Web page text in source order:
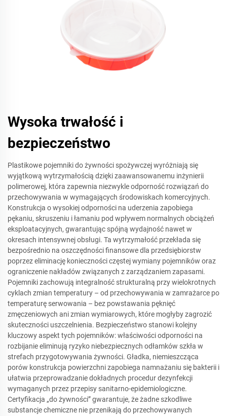
Wysoka trwałość i
bezpieczeństwo
Plastikowe pojemniki do żywności spożywczej wyróżniają się
wyjątkową wytrzymałością dzięki zaawansowanemu inżynierii
polimerowej, która zapewnia niezwykle odporność rozwiązań do
przechowywania w wymagających środowiskach komercyjnych.
Konstrukcja o wysokiej odporności na uderzenia zapobiega
pękaniu, skruszeniu i łamaniu pod wpływem normalnych obciążeń
eksploatacyjnych, gwarantując spójną wydajność nawet w
okresach intensywnej obsługi. Ta wytrzymałość przekłada się
bezpośrednio na oszczędności finansowe dla przedsiębiorstw
poprzez eliminację konieczności częstej wymiany pojemników oraz
ograniczenie nakładów związanych z zarządzaniem zapasami.
Pojemniki zachowują integralność strukturalną przy wielokrotnych
cyklach zmian temperatury – od przechowywania w zamrażarce po
temperaturę serwowania – bez powstawania pęknięć
zmęczeniowych ani zmian wymiarowych, które mogłyby zagrozić
skuteczności uszczelnienia. Bezpieczeństwo stanowi kolejny
kluczowy aspekt tych pojemników: właściwości odporności na
rozbijanie eliminują ryzyko niebezpiecznych odłamków szkła w
strefach przygotowywania żywności. Gładka, niemieszcząca
porów konstrukcja powierzchni zapobiega namnażaniu się bakterii i
ułatwia przeprowadzanie dokładnych procedur dezynfekcji
wymaganych przez przepisy sanitarno-epidemiologiczne.
Certyfikacja „do żywności” gwarantuje, że żadne szkodliwe
substancje chemiczne nie przenikają do przechowywanych